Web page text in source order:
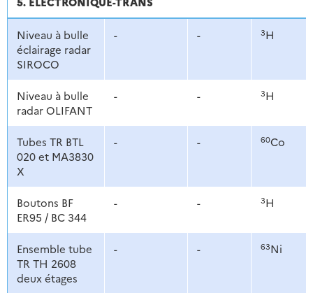
Niveau à bulle
éclairage radar
SIROCO
- - 3H
Niveau à bulle
radar OLIFANT
- - 3H
Tubes TR BTL
020 et MA3830
X
- - 60Co
Boutons BF
ER95 / BC 344
- - 3H
Ensemble tube
TR TH 2608
deux étages
- - 63Ni